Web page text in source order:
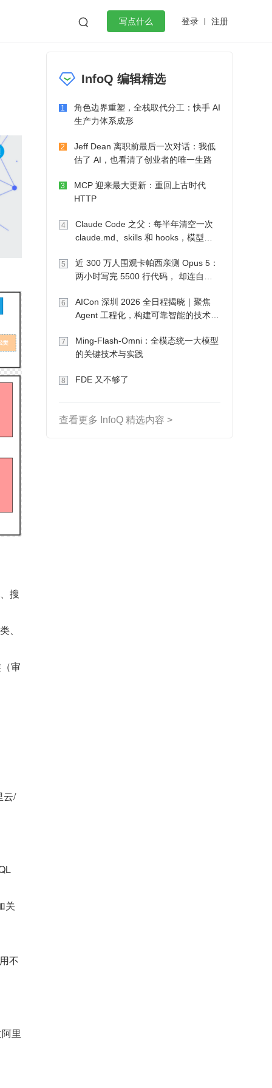
 写点什么 登录 注册
微服务架构 flutter
搜
、
审
云/
关
不
里
InfoQ 编辑精选
1
角色边界重塑，全栈取代分工：快手 AI
生产力体系成形
2
Jeff Dean 离职前最后一次对话：我低
估了 AI，也看清了创业者的唯一生路
3
MCP 迎来最大更新：重回上古时代
HTTP
4
Claude Code 之父：每半年清空一次
claude.md、skills 和 hooks，模型自
5
近 300 万人围观卡帕西亲测 Opus 5：
两小时写完 5500 行代码， 却连自己
6
AICon 深圳 2026 全日程揭晓｜聚焦
Agent 工程化，构建可靠智能的技术路
7
Ming-Flash-Omni：全模态统一大模型
的关键技术与实践
8 FDE 又不够了
查看更多 InfoQ 精选内容 >